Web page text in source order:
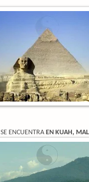
SE ENCUENTRA EN KUAH,